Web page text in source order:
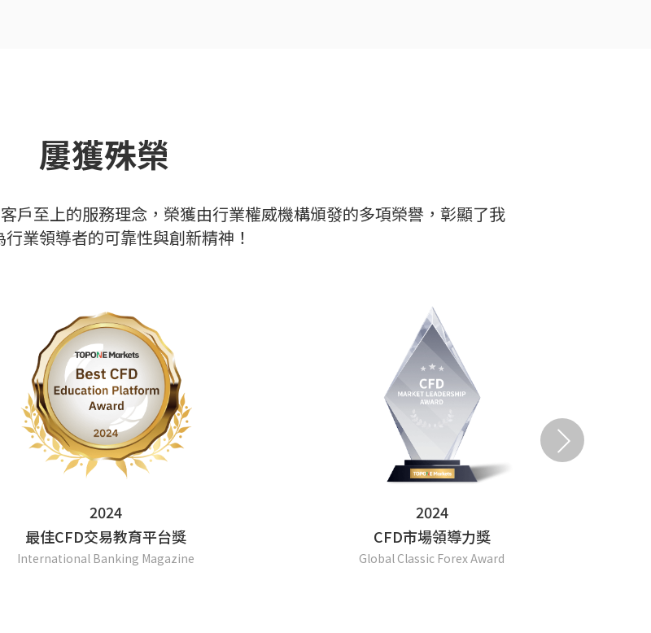
屢獲殊榮
戶至上的服務理念，榮獲由行業權威機構頒發的多項榮譽，彰顯了我
行業領導者的可靠性與創新精神！
2024
最佳CFD交易教育平台獎
International Banking Magazine
2024
CFD市場領導力獎
Global Classic Forex Award